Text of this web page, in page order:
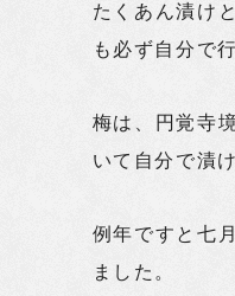
たくあん漬け
も必ず自分で
梅は、円覚寺
いて自分で漬
例年ですと七
ました。